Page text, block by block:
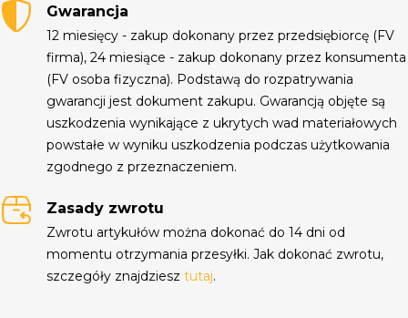
Gwarancja
12 miesięcy - zakup dokonany przez przedsiębiorcę (FV
firma), 24 miesiące - zakup dokonany przez konsumenta
(FV osoba fizyczna). Podstawą do rozpatrywania
gwarancji jest dokument zakupu. Gwarancją objęte są
uszkodzenia wynikające z ukrytych wad materiałowych
powstałe w wyniku uszkodzenia podczas użytkowania
zgodnego z przeznaczeniem.
Zasady zwrotu
Zwrotu artykułów można dokonać do 14 dni od
momentu otrzymania przesyłki. Jak dokonać zwrotu,
szczegóły znajdziesztutaj.